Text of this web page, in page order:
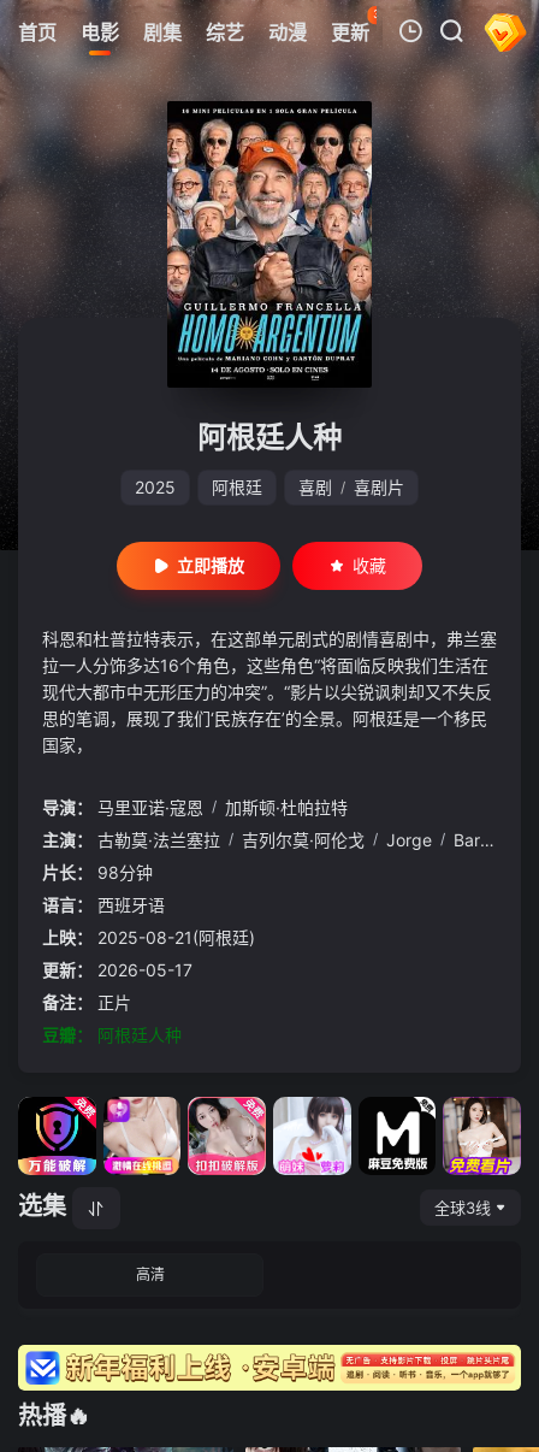
首页 电影 剧集 综艺 动漫 更新
35
热榜 APP
我的观影记录
暂无观看影片的记录
阿根廷人种
2025 阿根廷 喜剧 / 喜剧片
立即播放 收藏
科恩和杜普拉特表示，在这部单元剧式的剧情喜剧中，弗兰塞
拉一人分饰多达16个角色，这些角色“将面临反映我们生活在
现代大都市中无形压力的冲突”。“影片以尖锐讽刺却又不失反
思的笔调，展现了我们‘民族存在’的全景。阿根廷是一个移民
国家，
导演： 马里亚诺·寇恩 / 加斯顿·杜帕拉特
主演：
古勒莫·法兰塞拉 / 吉列尔莫·阿伦戈 / Jorge / Barril
片长：
98分钟
语言：
西班牙语
上映：
2025-08-21(阿根廷)
更新：
2026-05-17
备注：
正片
豆瓣：
阿根廷人种
选集 全球3线
高清
热播🔥